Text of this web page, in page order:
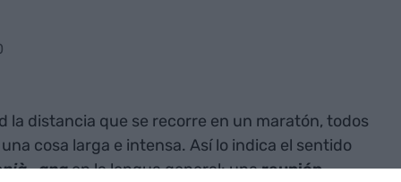
la distancia que se recorre en un maratón, todos
cosa larga e intensa. Así lo indica el sentido
-anaen la lengua general: unareunión